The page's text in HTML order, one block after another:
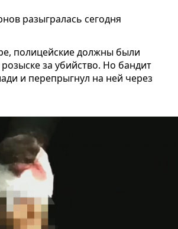
разыгралась сегодня
полицейские должны были
за убийство. Но бандит
и перепрыгнул на ней через